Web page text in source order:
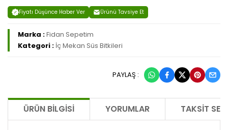
Fiyatı Düşünce Haber Ver Ürünü Tavsiye Et
Marka :Fidan Sepetim
Kategori : İç Mekan Süs Bitkileri
PAYLAŞ :
ÜRÜN BILGISI YORUMLAR TAKSIT